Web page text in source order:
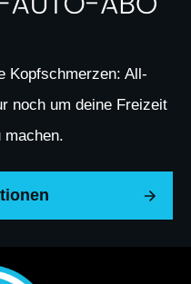
Kopfschmerzen: All-
noch um deine Freizeit
machen.